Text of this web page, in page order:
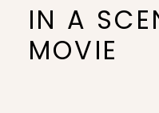
IN A
MOVIE